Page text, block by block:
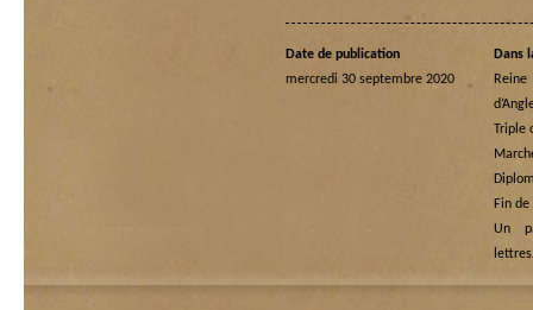
Date de publication
mercredi 30 septembre 2020
Dans
Triple
Fin
Un